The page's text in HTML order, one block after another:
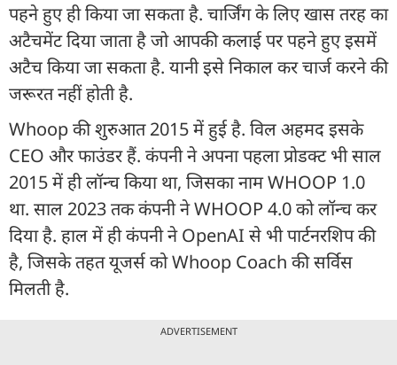
पहने हुए ही किया जा सकता है. चार्जिंग के लिए खास तरह का
अटैचमेंट दिया जाता है जो आपकी कलाई पर पहने हुए इसमें
अटैच किया जा सकता है. यानी इसे निकाल कर चार्ज करने की
जरूरत नहीं होती है.
Whoop की शुरुआत 2015 में हुई है. विल अहमद इसके
CEO और फाउंडर हैं. कंपनी ने अपना पहला प्रोडक्ट भी साल
2015 में ही लॉन्च किया था, जिसका नाम WHOOP 1.0
था. साल 2023 तक कंपनी ने WHOOP 4.0 को लॉन्च कर
दिया है. हाल में ही कंपनी ने OpenAI से भी पार्टनरशिप की
है, जिसके तहत यूजर्स को Whoop Coach की सर्विस
मिलती है.
ADVERTISEMENT